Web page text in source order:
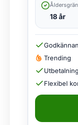
18 år
Trending
Flexibel